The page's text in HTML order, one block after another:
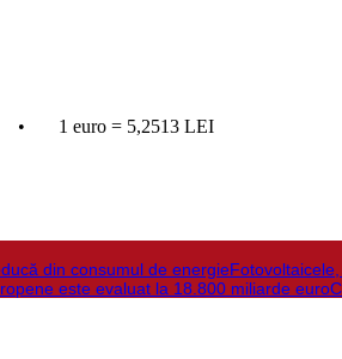
• 1 euro = 5,2513 LEI
din consumul de energie
este evaluat la 18.800 miliarde euro